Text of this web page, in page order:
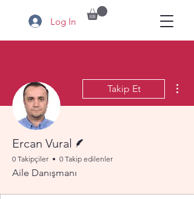
Log In
Takip Et
Ercan Vural
0 Takipçiler 0 Takip edilenler
Aile Danışmanı